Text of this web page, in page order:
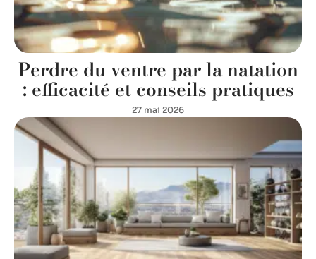
Perdre du ventre par la natation
: efficacité et conseils pratiques
27 mai 2026